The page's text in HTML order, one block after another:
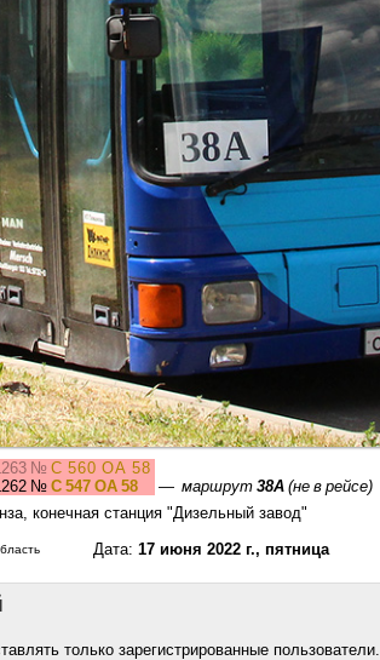
№ С 560 ОА 58
№ С 547 ОА 58 — маршрут 38А (не в рейсе)
конечная станция "Дизельный завод"
Дата: 17 июня 2022 г., пятница
только зарегистрированные пользователи.